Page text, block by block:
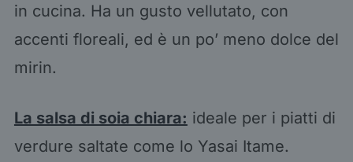
in cucina. Ha un gusto vellutato, con
accenti floreali, ed è un po’ meno dolce del
mirin.
La salsa di soia chiara: ideale per i piatti di
verdure saltate come lo Yasai Itame.